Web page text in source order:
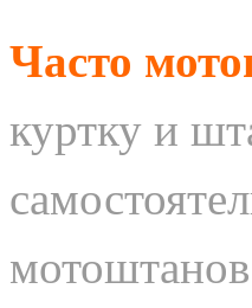
Часто
куртку и